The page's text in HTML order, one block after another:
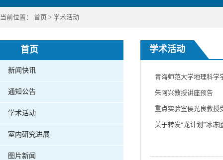
当前位置： 首页 > 学术活动
首页
新闻快讯
通知公告
学术活动
室内研究进展
图片新闻
学术活动
青海师范大学地理科学
朱阿兴教授讲座预告
重点实验室侯光良教授
关于转发“龙计划”冰冻